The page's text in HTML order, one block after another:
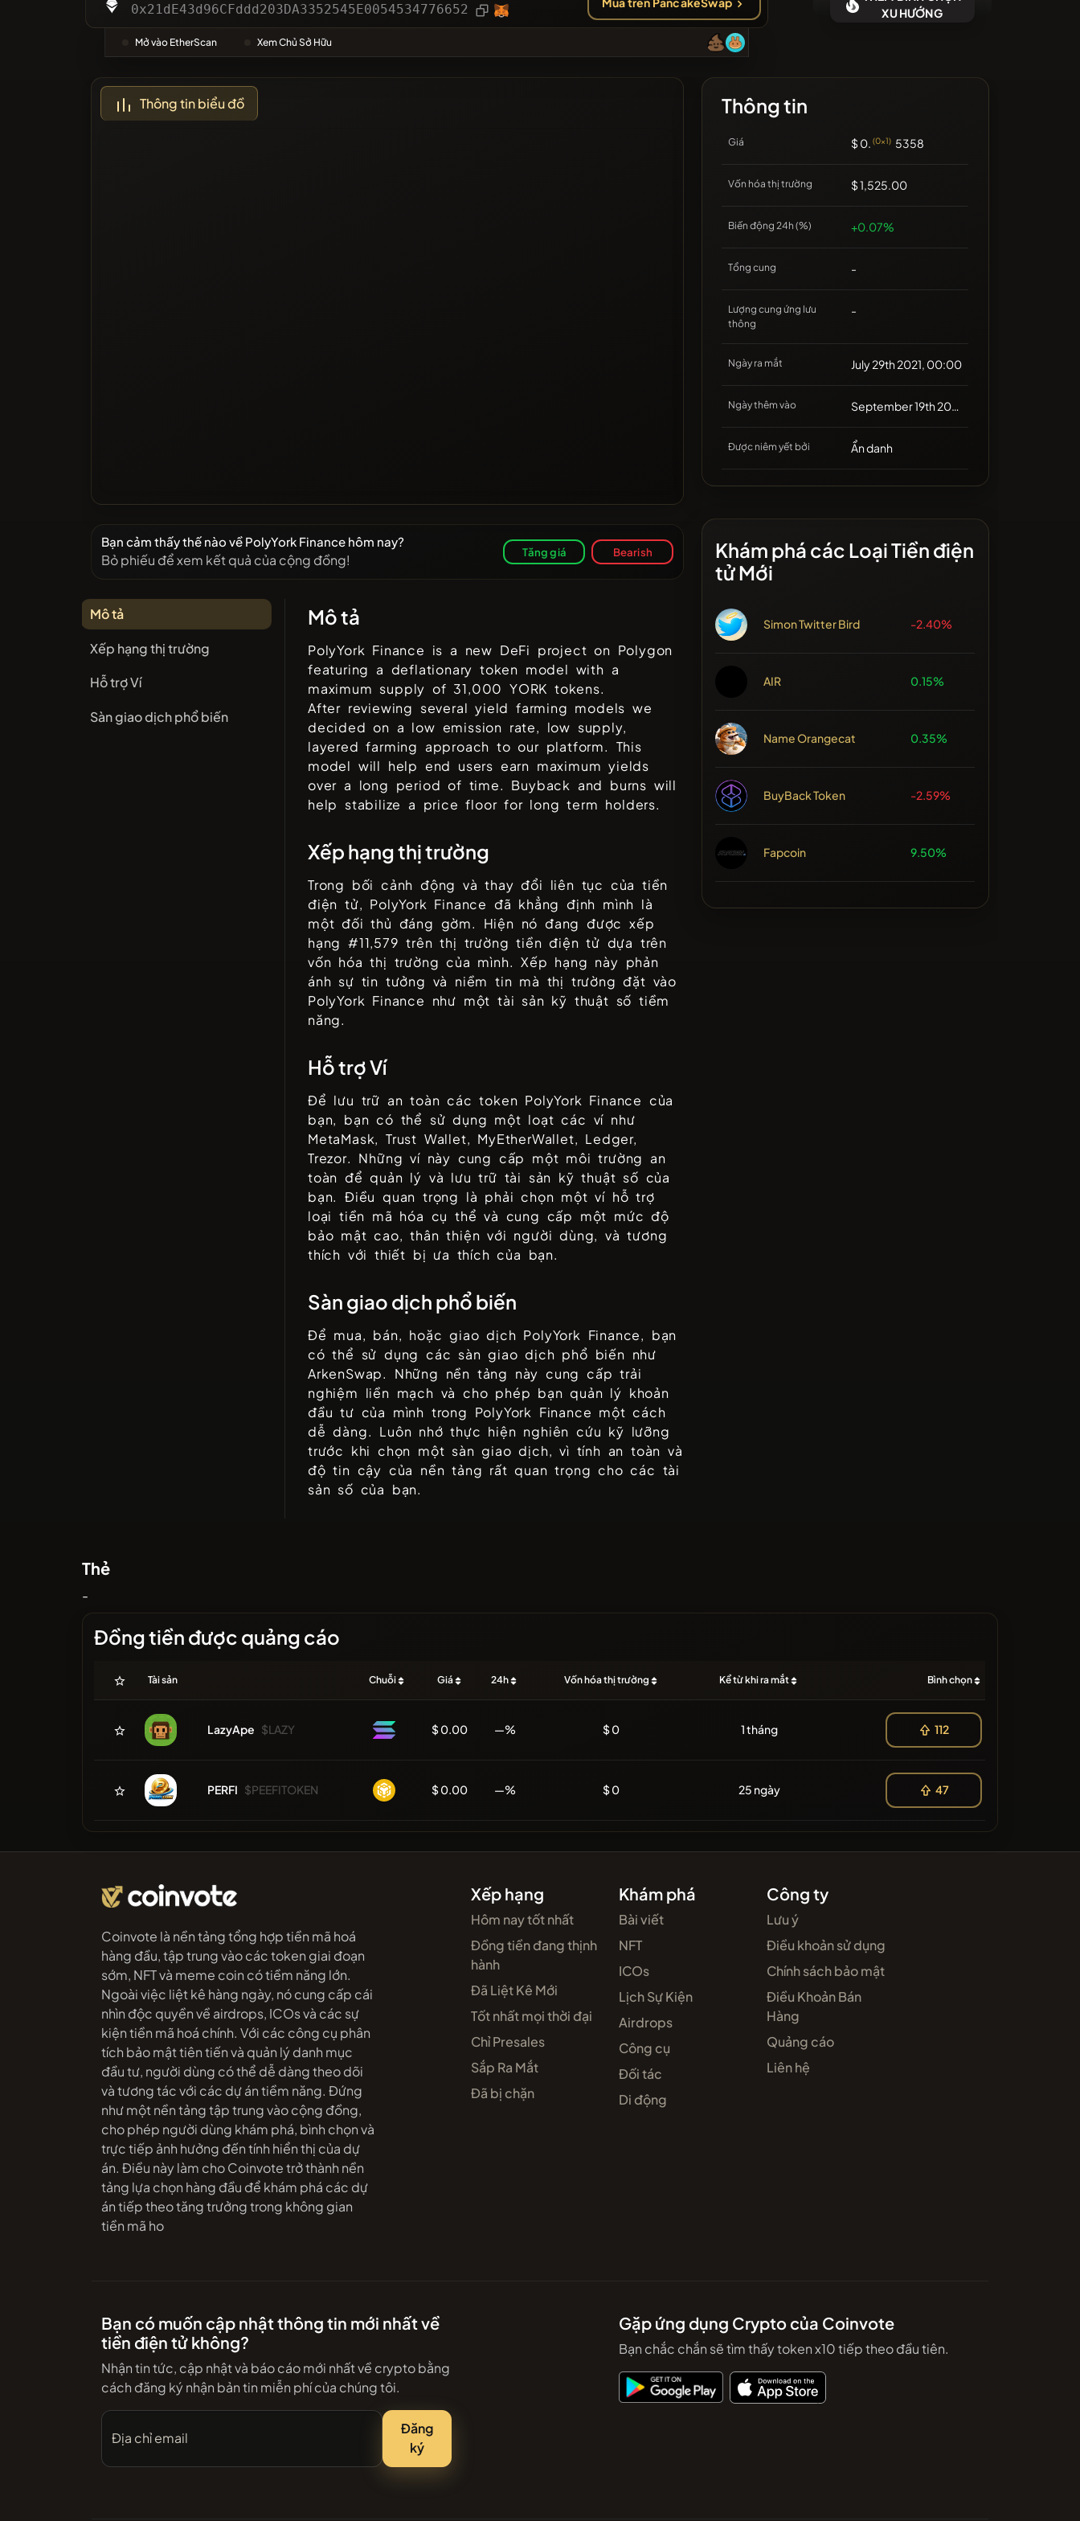
Danh mục
Được Bình Chọn Nhiều Nhất
❌Không có đồng tiền mới gần đây
0x21dE43d96CFddd203DA3352545E0054534776652
Mở vào EtherScan Xem Chủ Sở Hữu
XU HƯỚNG
Thông tin biểu đồ
Bạn cảm thấy thế nào về PolyYork Finance hôm nay?
Bỏ phiếu để xem kết quả của cộng đồng! Tăng giá Bearish
Mô tả
Xếp hạng thị trường
Hỗ trợ Ví
Sàn giao dịch phổ biến
Mô tả
PolyYork Finance is a new DeFi project on Polygon
featuring a deflationary token model with a
maximum supply of 31,000 YORK tokens.
After reviewing several yield farming models we
decided on a low emission rate, low supply,
layered farming approach to our platform. This
model will help end users earn maximum yields
over a long period of time. Buyback and burns will
help stabilize a price floor for long term holders.
Xếp hạng thị trường
Trong bối cảnh động và thay đổi liên tục của tiền
điện tử, PolyYork Finance đã khẳng định mình là
một đối thủ đáng gờm. Hiện nó đang được xếp
hạng #11,579 trên thị trường tiền điện tử dựa trên
vốn hóa thị trường của mình. Xếp hạng này phản
ánh sự tin tưởng và niềm tin mà thị trường đặt vào
PolyYork Finance như một tài sản kỹ thuật số tiềm
năng.
Hỗ trợ Ví
Để lưu trữ an toàn các token PolyYork Finance của
bạn, bạn có thể sử dụng một loạt các ví như
MetaMask, Trust Wallet, MyEtherWallet, Ledger,
Trezor. Những ví này cung cấp một môi trường an
toàn để quản lý và lưu trữ tài sản kỹ thuật số của
bạn. Điều quan trọng là phải chọn một ví hỗ trợ
loại tiền mã hóa cụ thể và cung cấp một mức độ
bảo mật cao, thân thiện với người dùng, và tương
thích với thiết bị ưa thích của bạn.
Sàn giao dịch phổ biến
Để mua, bán, hoặc giao dịch PolyYork Finance, bạn
có thể sử dụng các sàn giao dịch phổ biến như
ArkenSwap. Những nền tảng này cung cấp trải
nghiệm liền mạch và cho phép bạn quản lý khoản
đầu tư của mình trong PolyYork Finance một cách
dễ dàng. Luôn nhớ thực hiện nghiên cứu kỹ lưỡng
trước khi chọn một sàn giao dịch, vì tính an toàn và
độ tin cậy của nền tảng rất quan trọng cho các tài
sản số của bạn.
Thông tin
Giá $ 0. (0x1) 5358
Vốn hóa thị trường $ 1,525.00
Biến động 24h (%) +0.07%
Tổng cung -
Lượng cung ứng lưu
thông
-
Ngày ra mắt July 29th 2021, 00:00
Ngày thêm vào September 19th 2021, 16:00
Được niêm yết bởi Ẩn danh
Khám phá các Loại Tiền điện
tử Mới
Simon Twitter Bird -2.40%
AIR 0.15%
Name Orangecat 0.35%
BuyBack Token -2.59%
Fapcoin 9.50%
Thẻ
-
Đồng tiền được quảng cáo
Tài sản Chuỗi Giá 24h Vốn hóa thị trường Kể từ khi ra mắt Bình chọn
LazyApe $LAZY $ 0.00 —% $ 0 1 tháng 112
PERFI $PEEFITOKEN $ 0.00 —% $ 0 25 ngày 47
Coinvote là nền tảng tổng hợp tiền mã hoá
hàng đầu, tập trung vào các token giai đoạn
sớm, NFT và meme coin có tiềm năng lớn.
Ngoài việc liệt kê hàng ngày, nó cung cấp cái
nhìn độc quyền về airdrops, ICOs và các sự
kiện tiền mã hoá chính. Với các công cụ phân
tích bảo mật tiên tiến và quản lý danh mục
đầu tư, người dùng có thể dễ dàng theo dõi
và tương tác với các dự án tiềm năng. Đứng
như một nền tảng tập trung vào cộng đồng,
cho phép người dùng khám phá, bình chọn và
trực tiếp ảnh hưởng đến tính hiển thị của dự
án. Điều này làm cho Coinvote trở thành nền
tảng lựa chọn hàng đầu để khám phá các dự
án tiếp theo tăng trưởng trong không gian
tiền mã ho
Xếp hạng
Hôm nay tốt nhất
Đồng tiền đang thịnh
hành
Đã Liệt Kê Mới
Tốt nhất mọi thời đại
Chỉ Presales
Sắp Ra Mắt
Đã bị chặn
Khám phá
Bài viết
NFT
ICOs
Lịch Sự Kiện
Airdrops
Công cụ
Đối tác
Di động
Công ty
Lưu ý
Điều khoản sử dụng
Chính sách bảo mật
Điều Khoản Bán
Hàng
Quảng cáo
Liên hệ
Bạn có muốn cập nhật thông tin mới nhất về
tiền điện tử không?
Nhận tin tức, cập nhật và báo cáo mới nhất về crypto bằng
cách đăng ký nhận bản tin miễn phí của chúng tôi.
Địa chỉ email
Đăng
ký
Gặp ứng dụng Crypto của Coinvote
Bạn chắc chắn sẽ tìm thấy token x10 tiếp theo đầu tiên.